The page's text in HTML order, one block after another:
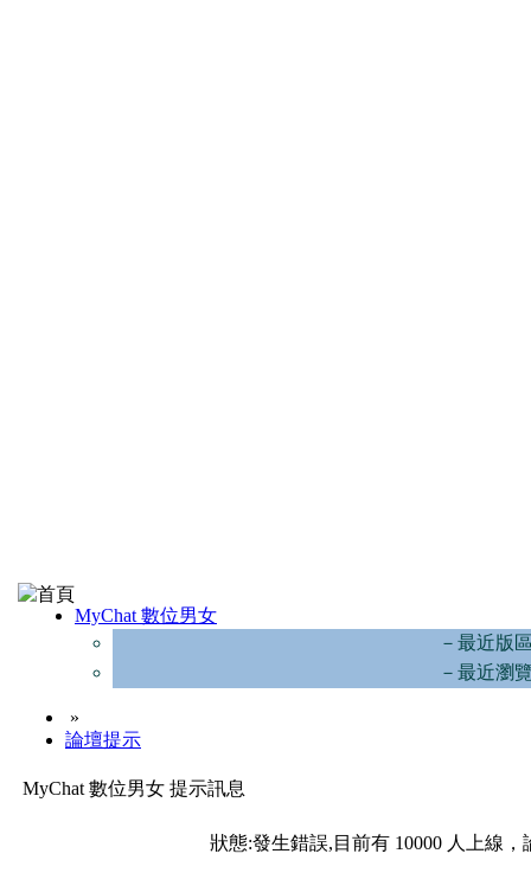
MyChat 數位男女
－最近版
－最近瀏
»
論壇提示
MyChat 數位男女 提示訊息
狀態:發生錯誤,目前有 10000 人上線